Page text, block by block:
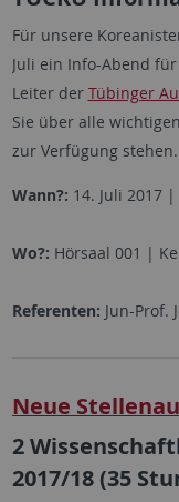
Für unsere
Juli ein Info-Abend
Leiter der Tübinger
Sie über alle
zur Verfügung stehen.
Wann?: 14. Juli 2017
Wo?: Hörsaal 001 |
Referenten: Jun-Prof.
Neue
2
2017/18 (35